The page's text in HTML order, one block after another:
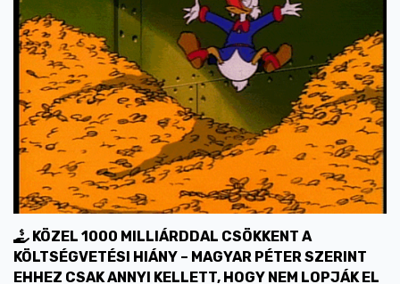
KÖZEL 1000 MILLIÁRDDAL CSÖKKENT A
KÖLTSÉGVETÉSI HIÁNY – MAGYAR PÉTER SZERINT
EHHEZ CSAK ANNYI KELLETT, HOGY NEM LOPJÁK EL